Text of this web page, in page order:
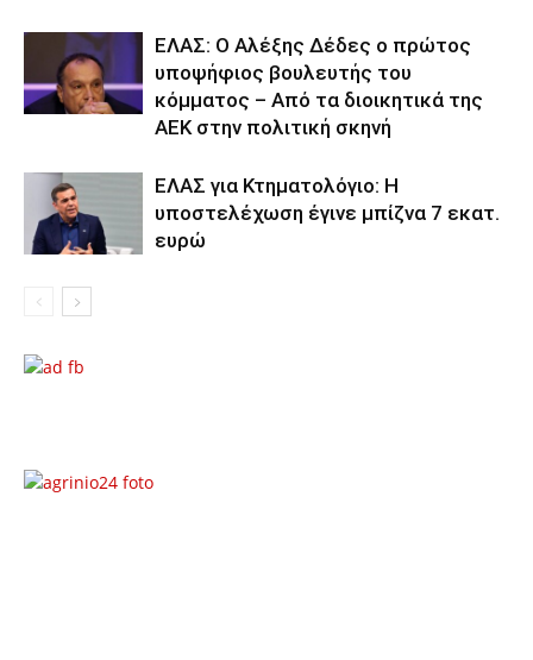
ΕΛΑΣ: Ο Αλέξης Δέδες ο πρώτος
υποψήφιος βουλευτής του
κόμματος – Από τα διοικητικά της
ΑΕΚ στην πολιτική σκηνή
ΕΛΑΣ για Κτηματολόγιο: Η
υποστελέχωση έγινε μπίζνα 7 εκατ.
ευρώ